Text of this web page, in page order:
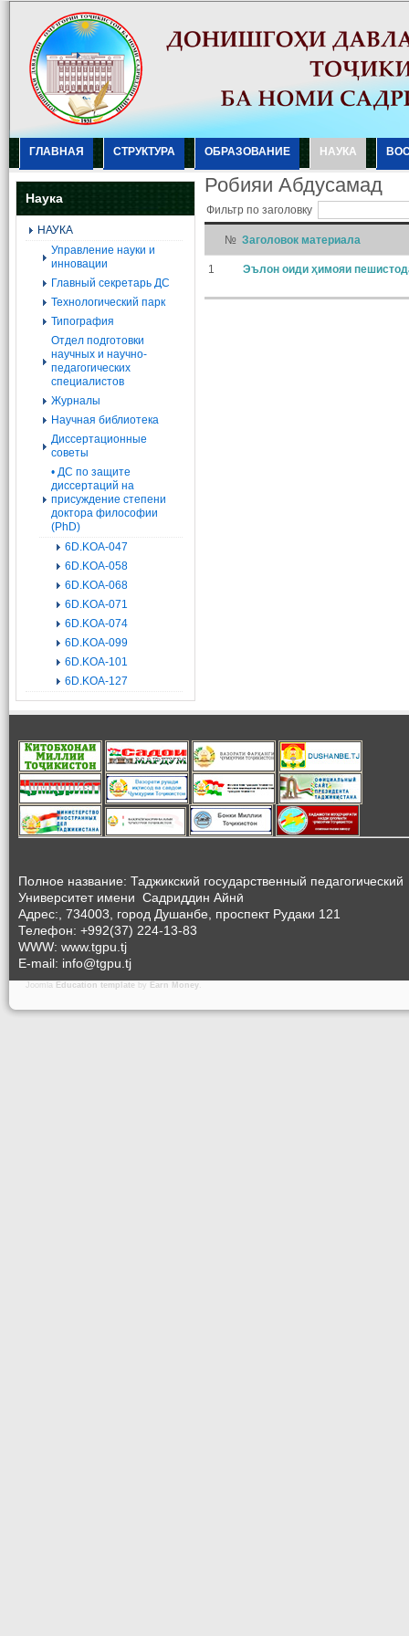
ГЛАВНАЯ СТРУКТУРА ОБРАЗОВАНИЕ НАУКА
Наука
НАУКА
Управление науки и
инновации
Главный секретарь ДС
Технологический парк
Типография
Отдел подготовки
научных и научно-
педагогических
специалистов
Журналы
Научная библиотека
Диссертационные
советы
• ДС по защите
диссертаций на
присуждение степени
доктора философии
(PhD)
6D.KOA-047
6D.KOA-058
6D.KOA-068
6D.KOA-071
6D.KOA-074
6D.KOA-099
6D.KOA-101
6D.KOA-127
Робияи Абдусамад
Фильтр по заголовку
№ Заголовок материала
1 Эълон оиди ҳимояи
Полное название: Таджикский государственный педагогический
Университет имени Садриддин Айнӣ
Адрес:, 734003, город Душанбе, проспект Рудаки 121
Телефон: +992(37) 224-13-83
WWW: www.tgpu.tj
E-mail: info@tgpu.tj
Joomla Education template by Earn Money.